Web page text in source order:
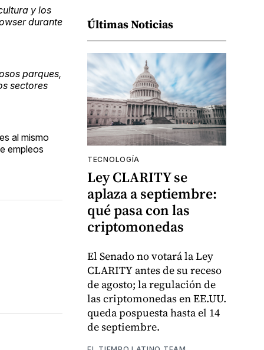
y los
durante
parques,
sectores
al mismo
empleos
Últimas Noticias
TECNOLOGÍA
Ley CLARITY se
aplaza a septiembre:
qué pasa con las
criptomonedas
El Senado no votará la Ley
CLARITY antes de su receso
de agosto; la regulación de
las criptomonedas en EE.UU.
queda pospuesta hasta el 14
de septiembre.